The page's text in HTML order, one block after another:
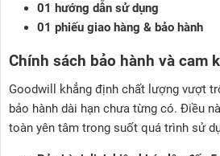
01 hướng dẫn sử dụng
01 phiếu giao hàng & bảo hành
Chính sách bảo hành và cam
Goodwill khẳng định chất lượng vượt
bảo hành dài hạn chưa từng có. Điều
toàn yên tâm trong suốt quá trình sử